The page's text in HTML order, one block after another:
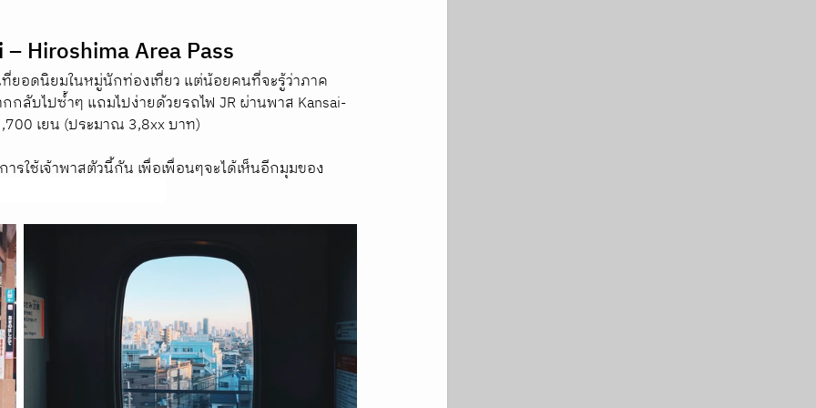
Hiroshima Area Pass
อดนิยมในหมู่นักท่องเที่ยว แต่น้อยคนที่จะรู้ว่าภาค
ลับไปซ้ำๆ แถมไปง่ายด้วยรถไฟ JR ผ่านพาส Kansai-
เยน (ประมาณ 3,8xx บาท)
รใช้เจ้าพาสตัวนี้กัน เพื่อเพื่อนๆจะได้เห็นอีกมุมของ